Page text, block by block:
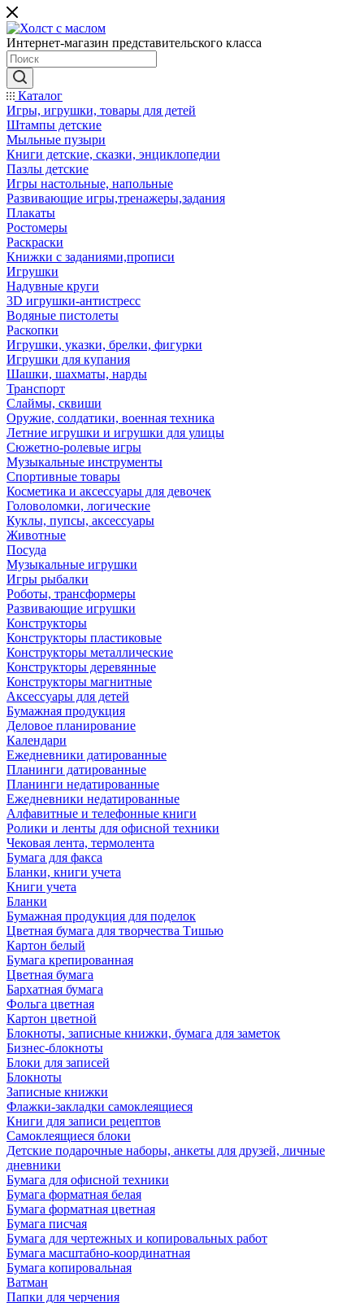
Интернет-магазин представительского класса
Каталог
Игры, игрушки, товары для детей
Штампы детские
Мыльные пузыри
Книги детские, сказки, энциклопедии
Пазлы детские
Игры настольные, напольные
Развивающие игры,тренажеры,задания
Плакаты
Ростомеры
Раскраски
Книжки с заданиями,прописи
Игрушки
Надувные круги
3D игрушки-антистресс
Водяные пистолеты
Раскопки
Игрушки, указки, брелки, фигурки
Игрушки для купания
Шашки, шахматы, нарды
Транспорт
Слаймы, сквиши
Оружие, солдатики, военная техника
Летние игрушки и игрушки для улицы
Сюжетно-ролевые игры
Музыкальные инструменты
Спортивные товары
Косметика и аксессуары для девочек
Головоломки, логические
Куклы, пупсы, аксессуары
Животные
Посуда
Музыкальные игрушки
Игры рыбалки
Роботы, трансформеры
Развивающие игрушки
Конструкторы
Конструкторы пластиковые
Конструкторы металлические
Конструкторы деревянные
Конструкторы магнитные
Аксессуары для детей
Бумажная продукция
Деловое планирование
Календари
Ежедневники датированные
Планинги датированные
Планинги недатированные
Ежедневники недатированные
Алфавитные и телефонные книги
Ролики и ленты для офисной техники
Чековая лента, термолента
Бумага для факса
Бланки, книги учета
Книги учета
Бланки
Бумажная продукция для поделок
Цветная бумага для творчества Тишью
Картон белый
Бумага крепированная
Цветная бумага
Бархатная бумага
Фольга цветная
Картон цветной
Блокноты, записные книжки, бумага для заметок
Бизнес-блокноты
Блоки для записей
Блокноты
Записные книжки
Флажки-закладки самоклеящиеся
Книги для записи рецептов
Самоклеящиеся блоки
Детские подарочные наборы, анкеты для друзей, личные
дневники
Бумага для офисной техники
Бумага форматная белая
Бумага форматная цветная
Бумага писчая
Бумага для чертежных и копировальных работ
Бумага масштабно-координатная
Бумага копировальная
Ватман
Папки для черчения